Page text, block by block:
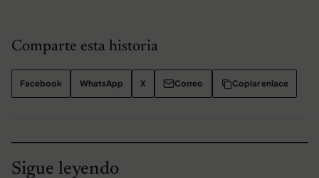
Comparte esta historia
Facebook WhatsApp X Correo Copiar enlace
Sigue leyendo